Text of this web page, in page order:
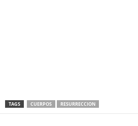
TAGS CUERPOS RESURRECCION